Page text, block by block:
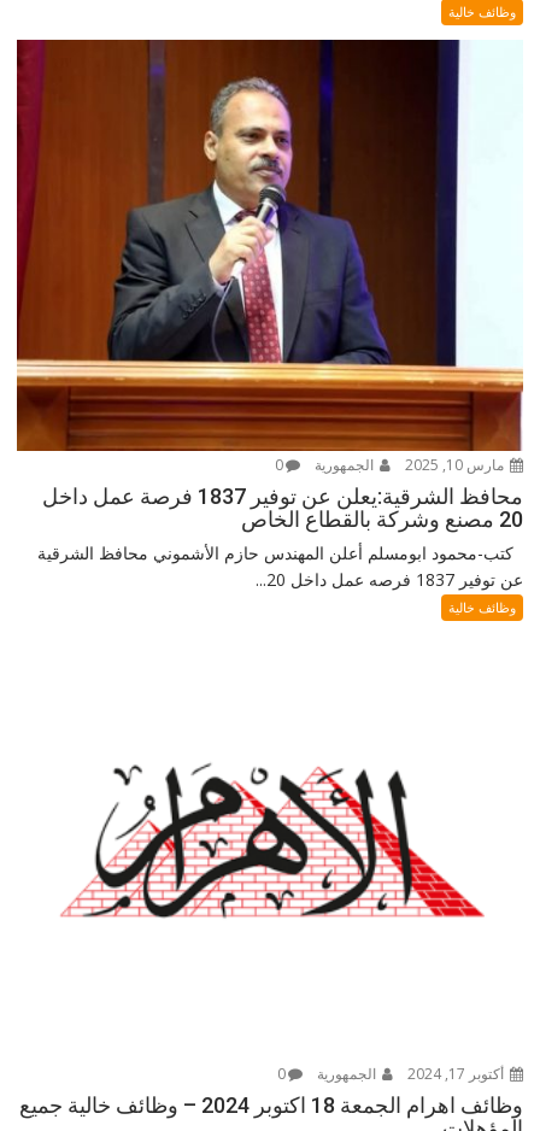
وظائف خالية
مارس 10, 2025 الجمهورية 0
محافظ الشرقية:يعلن عن توفير 1837 فرصة عمل داخل
20 مصنع وشركة بالقطاع الخاص
كتب-محمود ابومسلم أعلن المهندس حازم الأشموني محافظ الشرقية
عن توفير 1837 فرصه عمل داخل 20...
وظائف خالية
أكتوبر 17, 2024 الجمهورية 0
وظائف اهرام الجمعة 18 اكتوبر 2024 – وظائف خالية جميع